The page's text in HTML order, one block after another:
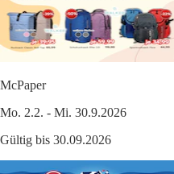
McPaper
Mo. 2.2. - Mi. 30.9.2026
Gültig bis 30.09.2026